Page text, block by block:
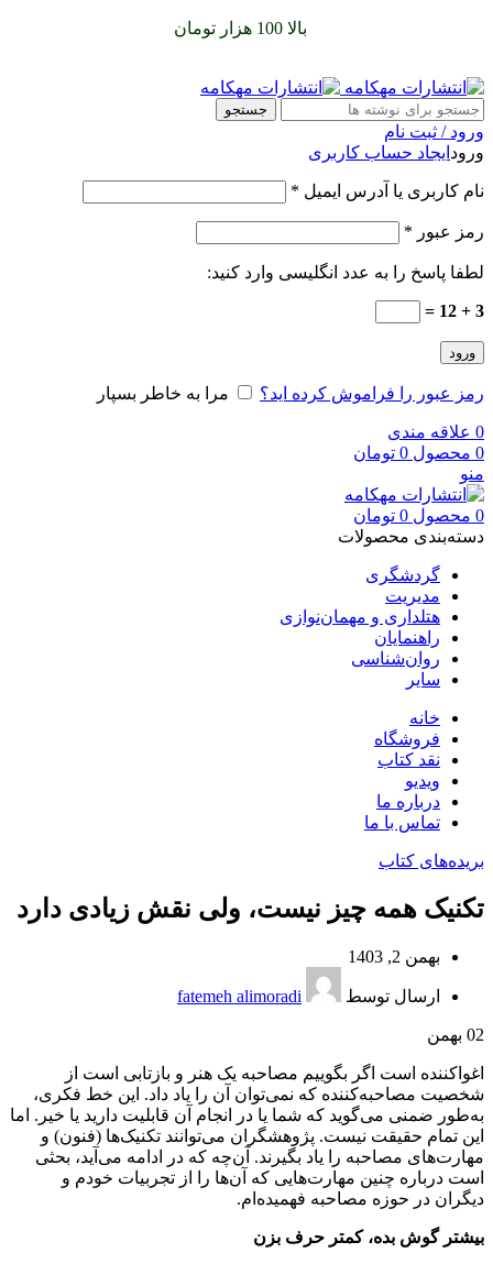
بالا 100 هزار تومان
جستجو
ورود / ثبت نام
ورود ایجاد حساب کاربری
نام کاربری یا آدرس ایمیل *
رمز عبور *
لطفا پاسخ را به عدد انگلیسی وارد کنید:
3 + 12 =
ورود
رمز عبور را فراموش کرده اید؟ مرا به خاطر بسپار
0 علاقه مندی
0 محصول 0 تومان
منو
0 محصول 0 تومان
دسته‌بندی محصولات
گردشگری
مدیریت
هتلداری و مهمان‌نوازی
راهنمایان
روان‌شناسی
سایر
خانه
فروشگاه
نقد کتاب
ویدیو
درباره‌ ما
تماس با ما
بریده‌های کتاب
تکنیک همه چیز نیست، ولی نقش زیادی دارد
بهمن 2, 1403
ارسال توسط fatemeh alimoradi
02 بهمن
اغوا‌کننده است اگر بگوییم مصاحبه یک هنر و بازتابی است از
شخصیت مصاحبه‌کننده که نمی‌توان آن را یاد داد. این خط فکری،
به‌طور ضمنی می‌گوید که شما یا در انجام آن قابلیت دارید یا خیر. اما
این تمام حقیقت نیست. پژوهشگران می‌توانند تکنیک‌ها (فنون) و
مهارت‌های مصاحبه را یاد بگیرند. آن‌چه که در ادامه می‌آید، بحثی
است درباره چنین مهارت‌هایی که آن‌ها را از تجربیات خودم و
دیگران در حوزه مصاحبه فهمیده‌ام.
بیشتر گوش بده، کمتر حرف بزن